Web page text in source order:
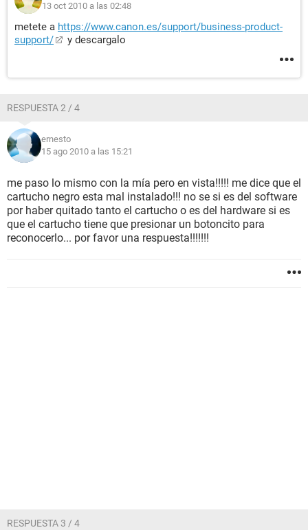
13 oct 2010 a las 02:48
metete a https://www.canon.es/support/business-product-
support/
y descargalo
RESPUESTA 2 / 4
ernesto
15 ago 2010 a las 15:21
me paso lo mismo con la mía pero en vista!!!!! me dice que el
cartucho negro esta mal instalado!!! no se si es del software
por haber quitado tanto el cartucho o es del hardware si es
que el cartucho tiene que presionar un botoncito para
reconocerlo... por favor una respuesta!!!!!!!
RESPUESTA 3 / 4